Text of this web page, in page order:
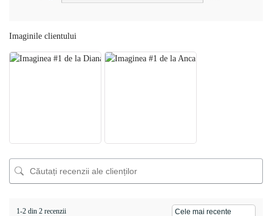
Imaginile clientului
1-2 din 2 recenzii